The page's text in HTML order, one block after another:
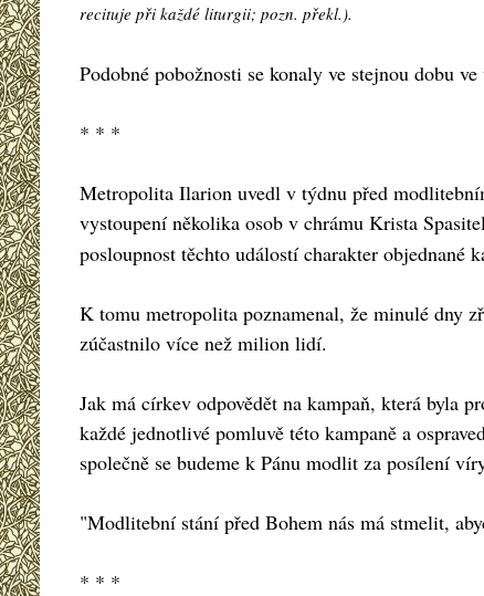
recituje při každé liturgii; pozn. překl.).
Podobné pobožnosti se konaly ve stejnou dobu
* * *
Metropolita Ilarion uvedl v týdnu před
vystoupení několika osob v chrámu Krista
posloupnost těchto událostí charakter objednané
K tomu metropolita poznamenal, že minulé dny
zúčastnilo více než milion lidí.
Jak má církev odpovědět na kampaň, která byla
každé jednotlivé pomluvě této kampaně a
společně se budeme k Pánu modlit za posílení
"Modlitební stání před Bohem nás má stmelit,
* * *